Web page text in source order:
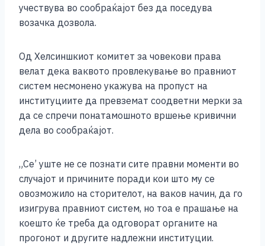
учествува во сообраќајот без да поседува
возачка дозвола.
Од Хелсиншкиот комитет за човекови права
велат дека ваквото провлекување во правниот
систем несмонено укажува на пропуст на
институциите да превземат соодветни мерки за
да се спречи понатамошното вршење кривични
дела во сообраќајот.
„Се’ уште не се познати сите правни моменти во
случајот и причините поради кои што му се
овозможило на сторителот, на ваков начин, да го
изигрува правниот систем, но тоа е прашање на
коешто ќе треба да одговорат органите на
прогонот и другите надлежни институции.